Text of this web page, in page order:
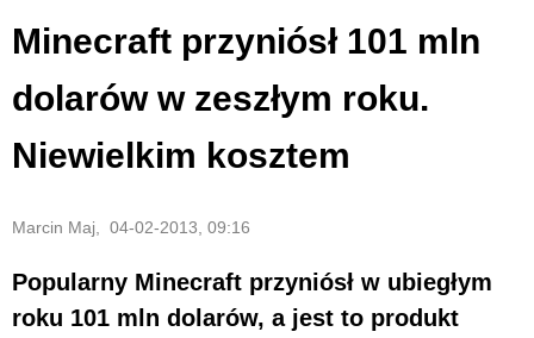
Minecraft przyniósł 101 mln
dolarów w zeszłym roku.
Niewielkim kosztem
Marcin Maj, 04-02-2013, 09:16
Popularny Minecraft przyniósł w ubiegłym
roku 101 mln dolarów, a jest to produkt